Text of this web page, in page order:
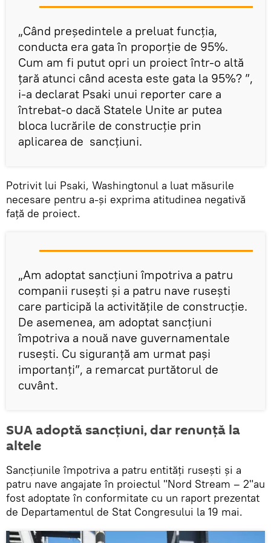
„Când președintele a preluat funcția,
conducta era gata în proporție de 95%.
Cum am fi putut opri un proiect într-o altă
țară atunci când acesta este gata la 95%? ”,
i-a declarat Psaki unui reporter care a
întrebat-o dacă Statele Unite ar putea
bloca lucrările de construcție prin
aplicarea de sancțiuni.
Potrivit lui Psaki, Washingtonul a luat măsurile
necesare pentru a-și exprima atitudinea negativă
față de proiect.
„Am adoptat sancțiuni împotriva a patru
companii rusești și a patru nave rusești
care participă la activitățile de construcție.
De asemenea, am adoptat sancțiuni
împotriva a nouă nave guvernamentale
rusești. Cu siguranță am urmat pași
importanți”, a remarcat purtătorul de
cuvânt.
SUA adoptă sancțiuni, dar renunță la
altele
Sancțiunile împotriva a patru entități rusești și a
patru nave angajate în proiectul "Nord Stream – 2"au
fost adoptate în conformitate cu un raport prezentat
de Departamentul de Stat Congresului la 19 mai.